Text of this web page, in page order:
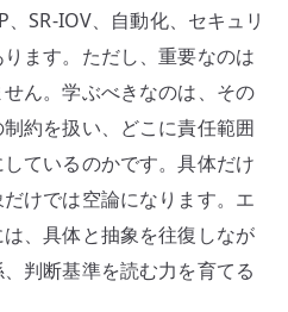
SR-IOV、自動化、セキュリ
ます。ただし、重要なのは
ん。学ぶべきなのは、その
約を扱い、どこに責任範囲
ているのかです。具体だけ
けでは空論になります。エ
、具体と抽象を往復しなが
判断基準を読む力を育てる